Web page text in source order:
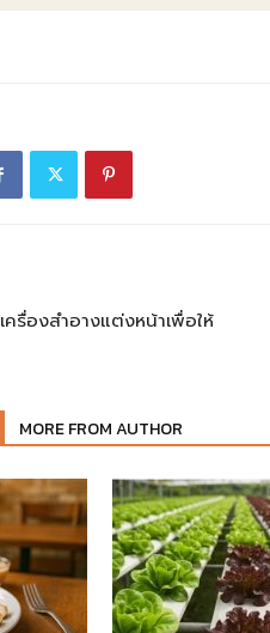
รื่องสำอางแต่งหน้าเพื่อให้
MORE FROM AUTHOR